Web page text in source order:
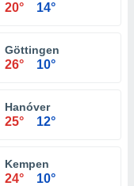
20° 14°
Göttingen
26° 10°
Hanóver
25° 12°
Kempen
24° 10°